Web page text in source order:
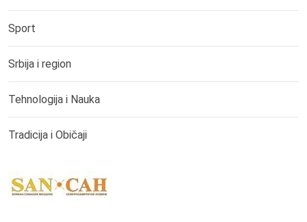
Sport
Srbija i region
Tehnologija i Nauka
Tradicija i Običaji